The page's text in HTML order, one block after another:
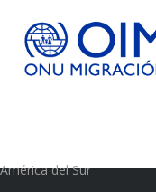
América del Sur